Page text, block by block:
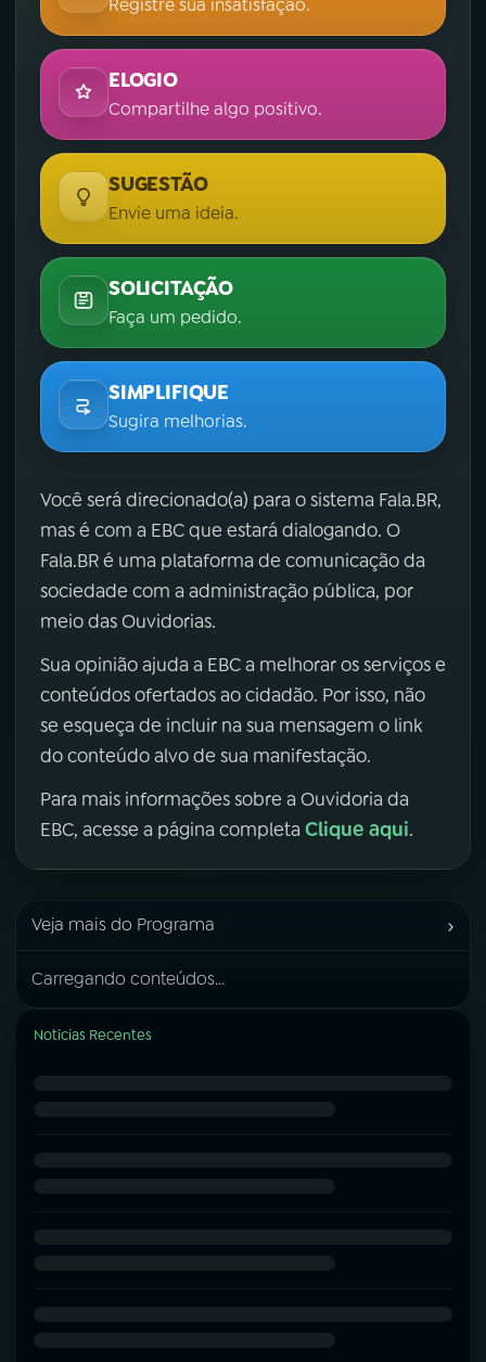
Registre sua insatisfação.
ELOGIO
Compartilhe algo positivo.
SUGESTÃO
Envie uma ideia.
SOLICITAÇÃO
Faça um pedido.
SIMPLIFIQUE
Sugira melhorias.
Você será direcionado(a) para o sistema Fala.BR,
mas é com a EBC que estará dialogando. O
Fala.BR é uma plataforma de comunicação da
sociedade com a administração pública, por
meio das Ouvidorias.
Sua opinião ajuda a EBC a melhorar os serviços e
conteúdos ofertados ao cidadão. Por isso, não
se esqueça de incluir na sua mensagem o link
do conteúdo alvo de sua manifestação.
Para mais informações sobre a Ouvidoria da
EBC, acesse a página completa Clique aqui.
Veja mais do Programa ›
Carregando conteúdos...
Notícias Recentes